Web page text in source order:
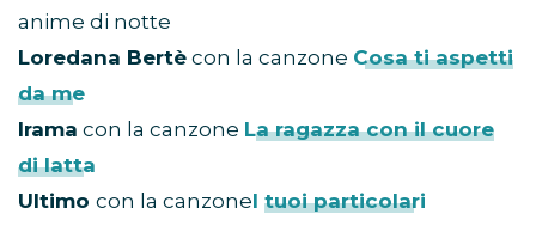
anime di notte
Loredana Bertè con la canzone Cosa ti aspetti
da me
Irama con la canzone La ragazza con il cuore
di latta
Ultimo con la canzoneI tuoi particolari